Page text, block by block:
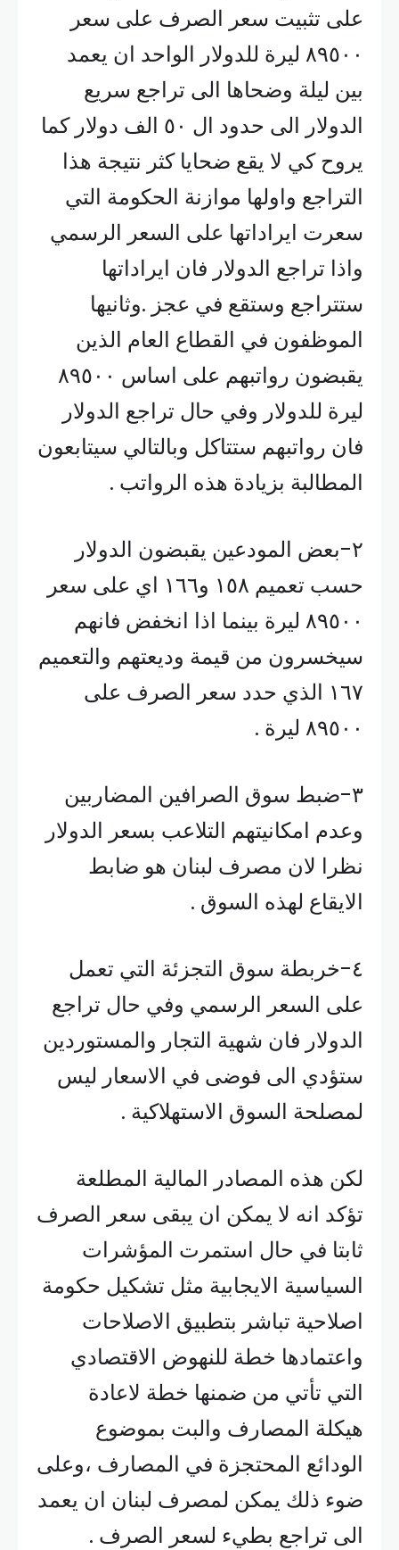
على تثبيت سعر الصرف على سعر
٨٩٥٠٠ ليرة للدولار الواحد ان يعمد
بين ليلة وضحاها الى تراجع سريع
الدولار الى حدود ال ٥٠ الف دولار كما
يروح كي لا يقع ضحايا كثر نتيجة هذا
التراجع واولها موازنة الحكومة التي
سعرت ايراداتها على السعر الرسمي
واذا تراجع الدولار فان ايراداتها
ستتراجع وستقع في عجز .وثانيها
الموظفون في القطاع العام الذين
يقبضون رواتبهم على اساس ٨٩٥٠٠
ليرة للدولار وفي حال تراجع الدولار
فان رواتبهم ستتاكل وبالتالي سيتابعون
المطالبة بزيادة هذه الرواتب .
٢-بعض المودعين يقبضون الدولار
حسب تعميم ١٥٨ و١٦٦ اي على سعر
٨٩٥٠٠ ليرة بينما اذا انخفض فانهم
سيخسرون من قيمة وديعتهم والتعميم
١٦٧ الذي حدد سعر الصرف على
٨٩٥٠٠ ليرة .
٣-ضبط سوق الصرافين المضاربين
وعدم امكانيتهم التلاعب بسعر الدولار
نظرا لان مصرف لبنان هو ضابط
الايقاع لهذه السوق .
٤-خربطة سوق التجزئة التي تعمل
على السعر الرسمي وفي حال تراجع
الدولار فان شهية التجار والمستوردين
ستؤدي الى فوضى في الاسعار ليس
لمصلحة السوق الاستهلاكية .
لكن هذه المصادر المالية المطلعة
تؤكد انه لا يمكن ان يبقى سعر الصرف
ثابتا في حال استمرت المؤشرات
السياسية الايجابية مثل تشكيل حكومة
اصلاحية تباشر بتطبيق الاصلاحات
واعتمادها خطة للنهوض الاقتصادي
التي تأتي من ضمنها خطة لاعادة
هيكلة المصارف والبت بموضوع
الودائع المحتجزة في المصارف ،وعلى
ضوء ذلك يمكن لمصرف لبنان ان يعمد
الى تراجع بطيء لسعر الصرف .